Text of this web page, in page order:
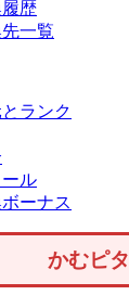
歴
一覧
ランク
ル
ーナス
かむピタ